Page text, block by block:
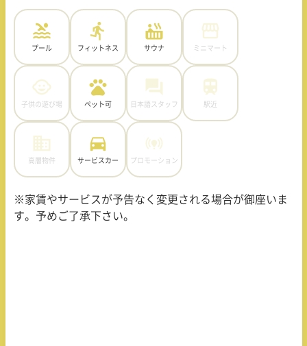
プール フィットネス サウナ ミニマート
子供の遊び場 ペット可 日本語スタッフ 駅近
高層物件 サービスカー プロモーション
※家賃やサービスが予告なく変更される場合が御座いま
す。予めご了承下さい。